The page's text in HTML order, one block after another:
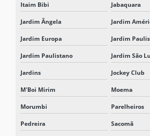
RETIFICADOR CHAVEADO
RETIFICADOR INDUSTRIAL
SISTEMA DE ARMAZENAMENTO DE ENERGIA
SISTEMA DE ARMAZENAMENTO DE ENERGIA
SISTEMA BESS
Itaim Bibi Jabaquara
Jardim Ângela Jardim
Jardim Europa Jardim
Jardim Paulistano Jardim São
Jardins Jockey Club
M'Boi Mirim Moema
Morumbi Parelheiros
Pedreira Sacomã